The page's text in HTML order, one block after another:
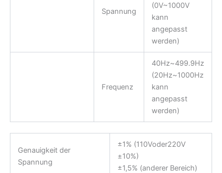
Spannung
(0V~1000V
kann
angepasst
werden)
Frequenz
40Hz~499.9Hz
(20Hz~1000Hz
kann
angepasst
werden)
Genauigkeit der
Spannung
±1% (110Voder220V
±10%)
±1,5% (anderer Bereich)